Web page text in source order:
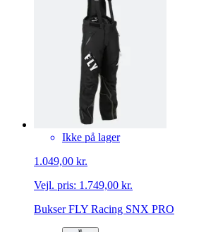
Ikke på lager
1.049,00 kr.
Vejl. pris: 1.749,00 kr.
Bukser FLY Racing SNX PRO